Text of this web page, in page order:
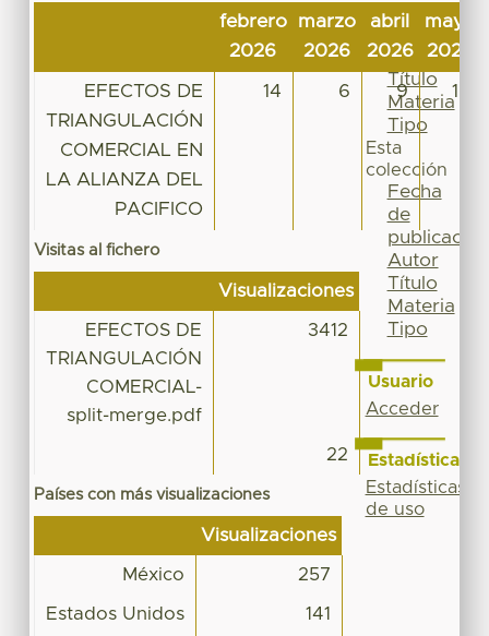
febrero
2026
marzo
2026
abril
2026
mayo
2026
EFECTOS DE
TRIANGULACIÓN
COMERCIAL EN
LA ALIANZA DEL
PACIFICO
14 6 9 16
Visitas al fichero
Visualizaciones
EFECTOS DE
TRIANGULACIÓN
COMERCIAL-
split-merge.pdf
3412
22
Países con más visualizaciones
Visualizaciones
México 257
Estados Unidos 141
de
publicación
Autor
Título
Materia
Tipo
Esta
colección
Fecha
de
publicación
Autor
Título
Materia
Tipo
Usuario
Acceder
Estadísticas
Estadísticas
de uso